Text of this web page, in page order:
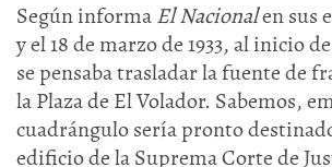
Según informaEl Nacionalen sus
y el 18 de marzo de 1933, al inicio
se pensaba trasladar la fuente de
la Plaza de El Volador. Sabemos,
cuadrángulo sería pronto
edificio de la Suprema Corte de